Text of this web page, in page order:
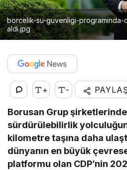
borcelik-su-guvenligi-
aldi.jpg
+ -
Borusan Grup
sürdürülebilirlik
kilometre taşına daha
dünyanın en büyük
platformu olan CDP’nin